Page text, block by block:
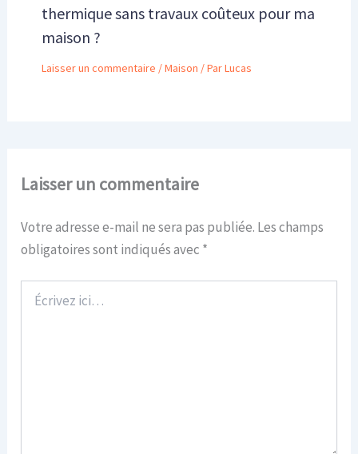
thermique sans travaux coûteux pour ma
maison ?
Laisser un commentaire /Maison / ParLucas
Laisser un commentaire
Votre adresse e-mail ne sera pas publiée. Les champs
obligatoires sont indiqués avec *
ici…